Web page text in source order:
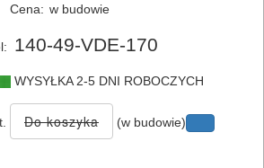
Cena: w budowie
140-49-VDE-170
WYSYŁKA 2-5 DNI ROBOCZYCH
(w budowie)